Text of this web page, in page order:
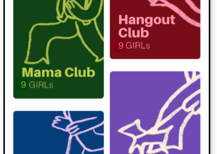
Czy aplikacja jest darmowa?
Tak, aplikacja jest całkowicie darmowa. Część wydarzeń
mogą mieć opłatę, ale zawsze zobaczysz ją z góry.
Na jakich urządzeniach działa aplikacja?
Aplikacja działa na telefonach z Androidem i iOS. Wystarczy
pobrać ją ze sklepu i jesteś gotowa do działania!
Jak stworzyć wydarzenie w aplikacji?